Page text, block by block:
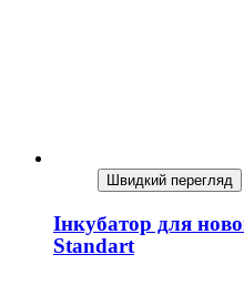
Швидкий перегляд
Інкубатор для
Standart